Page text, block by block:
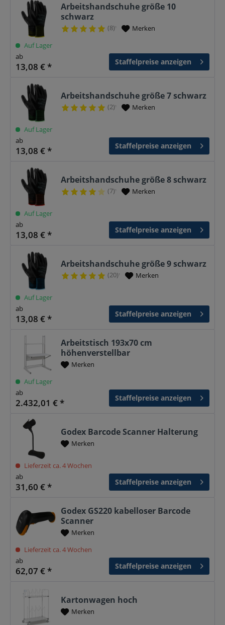
Arbeitshandschuhe größe 10
schwarz
(8)¹ Merken
Auf Lager
ab
13,08 € * Staffelpreise anzeigen
Arbeitshandschuhe größe 7 schwarz
(2)¹ Merken
Auf Lager
ab
13,08 € * Staffelpreise anzeigen
Arbeitshandschuhe größe 8 schwarz
(7)¹ Merken
Auf Lager
ab
13,08 € * Staffelpreise anzeigen
Arbeitshandschuhe größe 9 schwarz
(20)¹ Merken
Auf Lager
ab
13,08 € * Staffelpreise anzeigen
Arbeitstisch 193x70 cm
höhenverstellbar
Merken
Auf Lager
ab
2.432,01 € * Staffelpreise anzeigen
Godex Barcode Scanner Halterung
Merken
Lieferzeit ca. 4 Wochen
ab
31,60 € * Staffelpreise anzeigen
Godex GS220 kabelloser Barcode
Scanner
Merken
Lieferzeit ca. 4 Wochen
ab
62,07 € * Staffelpreise anzeigen
Kartonwagen hoch
Merken